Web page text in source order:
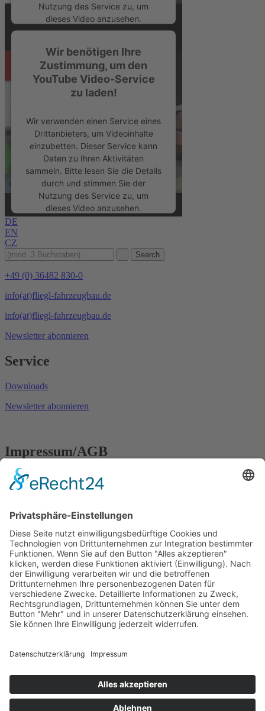
Nutzung des Service zu, um
dieses Video anzusehen.
Mehr Informationen
Akzeptieren
Wir benötigen Ihre
Zustimmung, um den
YouTube Video-Service
zu laden!
Wir verwenden einen Service eines
Drittanbieters, um Videoinhalte
einzubetten. Dieser Service kann
Daten zu Ihren Aktivitäten
sammeln. Bitte lesen Sie die Details
durch und stimmen Sie der
Nutzung des Service zu, um
dieses Video anzusehen.
powered by
Usercentrics Consent
Management Platform
DE
EN
CZ
+49 (0) 36482 830-0
info(at)fliegl-fahrzeugbau.de
info(at)fliegl-fahrzeugbau.de
Newsletter abonnieren
Service
Downloads
Newsletter abonnieren
Impressum/AGB
Impressum
Datenschutz
Firmengruppe Fliegl
RPS Trailer Rental
Fliegl Agrartechnik
Fliegl AGRO-CENTER
Fliegl Bau- und Kommunaltechnik
Fliegl Dosiertechnik
Fliegl Forsttechnik
Kontakt
Fliegl Fahrzeugbau GmbH
D - 07819 Triptis
Tel: +49 (0) 36482/830-0
Fax: +49 (0) 36482/830-60